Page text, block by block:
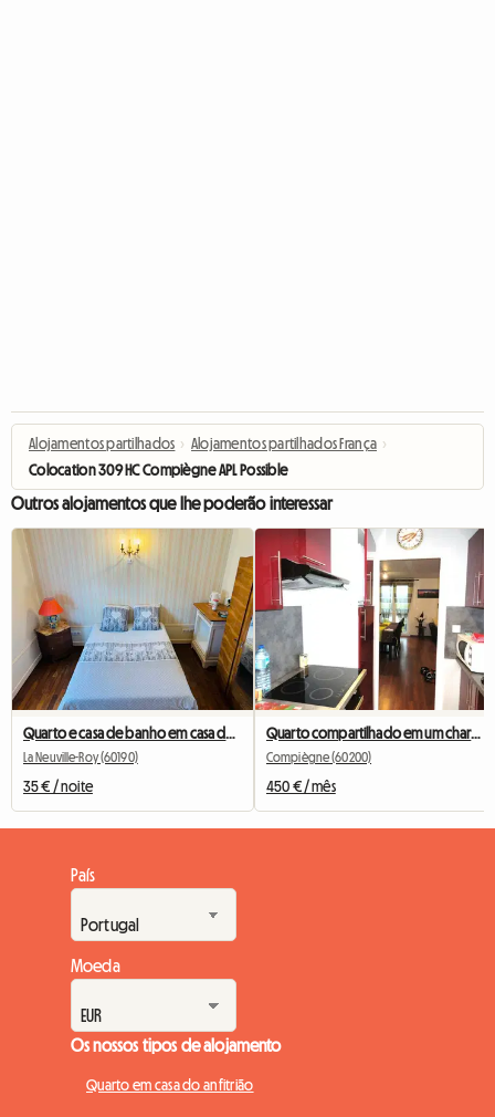
Alojamentos partilhados › Alojamentos partilhados França ›
Colocation 309 HC Compiègne APL Possible
Outros alojamentos que lhe poderão interessar
La Neuville-Roy (60190)
35 € / noite
Quarto compartilhado em um charmoso F4 ​​mobiliado para 3
Compiègne (60200)
450 € / mês
País
Moeda
Os nossos tipos de alojamento
Quarto em casa do anfitrião